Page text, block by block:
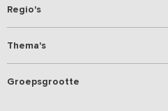
Regio's
Thema's
Groepsgrootte